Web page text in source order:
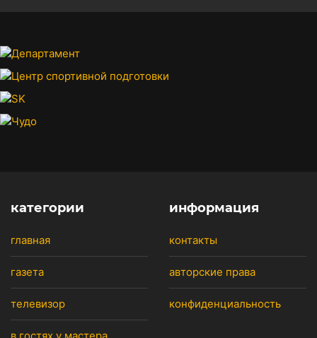
категории
главная
газета
телевизор
информация
контакты
авторские права
конфиденциальность